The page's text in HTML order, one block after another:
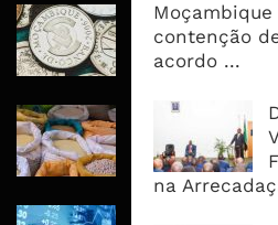
contenção
acordo ...
na
Economia
Recuperar em
Dívida e
Commodities
Nova Fase de
Oferta